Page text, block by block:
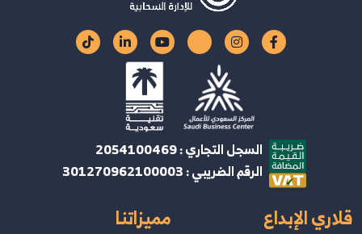
السجل التجاري : 2054100469
الرقم الضريبي : 301270962100003
قلاري الإبداع مميزاتنا